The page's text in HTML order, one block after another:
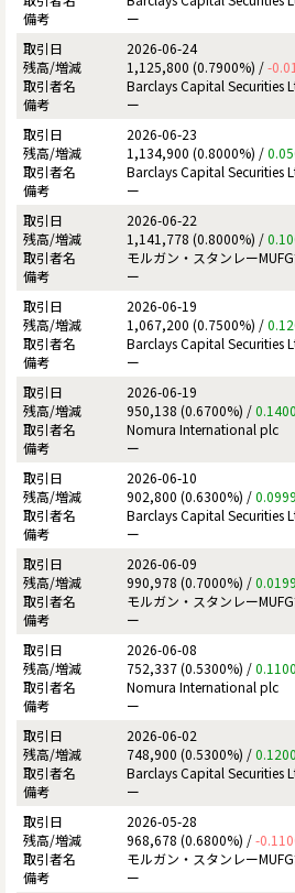
ー
2026-06-24
1,125,800 (0.7900%) /-
Barclays Capital Securities
ー
2026-06-23
1,134,900 (0.8000%) /
Barclays Capital Securities
ー
2026-06-22
1,141,778 (0.8000%) /
モルガン・スタンレー
ー
2026-06-19
1,067,200 (0.7500%) /
Barclays Capital Securities
ー
2026-06-19
950,138 (0.6700%) /0.1400
Nomura International plc
ー
2026-06-10
902,800 (0.6300%) /0.0999
Barclays Capital Securities
ー
2026-06-09
990,978 (0.7000%) /0.0199
モルガン・スタンレー
ー
2026-06-08
752,337 (0.5300%) /0.1100
Nomura International plc
ー
2026-06-02
748,900 (0.5300%) /0.1200
Barclays Capital Securities
ー
2026-05-28
968,678 (0.6800%) /-
モルガン・スタンレー
ー